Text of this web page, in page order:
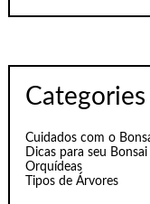
Categories
Cuidados com o
Dicas para seu Bonsai
Orquídeas
Tipos de Árvores